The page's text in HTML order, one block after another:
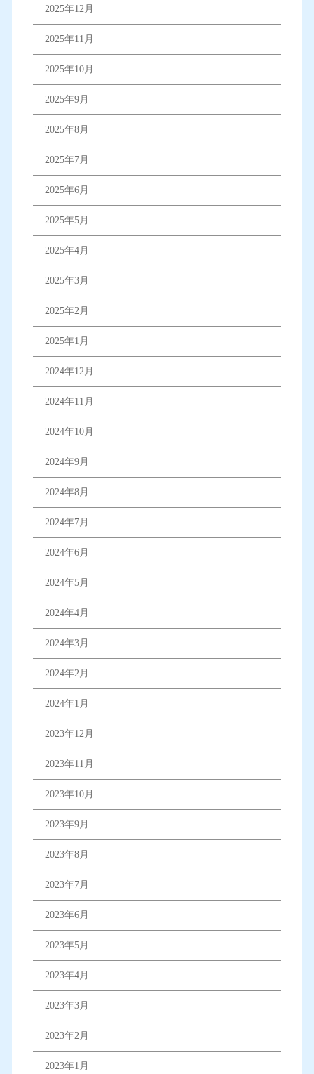
2025年12月
2025年11月
2025年10月
2025年9月
2025年8月
2025年7月
2025年6月
2025年5月
2025年4月
2025年3月
2025年2月
2025年1月
2024年12月
2024年11月
2024年10月
2024年9月
2024年8月
2024年7月
2024年6月
2024年5月
2024年4月
2024年3月
2024年2月
2024年1月
2023年12月
2023年11月
2023年10月
2023年9月
2023年8月
2023年7月
2023年6月
2023年5月
2023年4月
2023年3月
2023年2月
2023年1月